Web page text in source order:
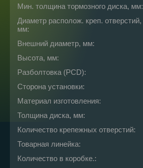
Мин. толщина тормозного диска, мм:
Диаметр располож. креп. отверстий,
мм:
Внешний диаметр, мм:
Высота, мм:
Разболтовка (PCD):
Сторона установки:
Материал изготовления:
Толщина диска, мм:
Количество крепежных отверстий:
Товарная линейка:
Количество в коробке.: